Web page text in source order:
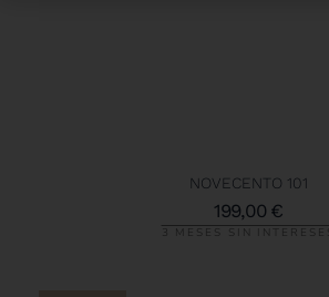
NOVECENTO 101
199,00 €
3 MESES SIN INTERESES